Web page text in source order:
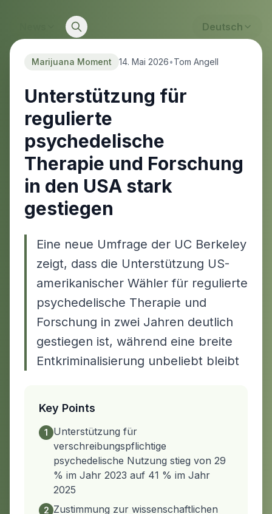
Deutsch
Marijuana Moment 14. Mai 2026•Tom Angell
Unterstützung für
regulierte
psychedelische
Therapie und Forschung
in den USA stark
gestiegen
Eine neue Umfrage der UC Berkeley
zeigt, dass die Unterstützung US-
amerikanischer Wähler für regulierte
psychedelische Therapie und
Forschung in zwei Jahren deutlich
gestiegen ist, während eine breite
Entkriminalisierung unbeliebt bleibt
Key Points
1
Unterstützung für
verschreibungspflichtige
psychedelische Nutzung stieg von 29
% im Jahr 2023 auf 41 % im Jahr
2025
2 Zustimmung zur wissenschaftlichen